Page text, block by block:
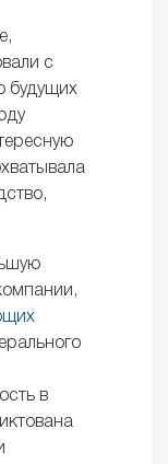
с
будущих
в